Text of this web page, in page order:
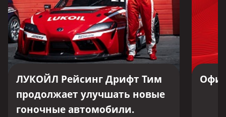
ЛУКОЙЛ Рейсинг Дрифт Тим
продолжает улучшать новые
гоночные автомобили.